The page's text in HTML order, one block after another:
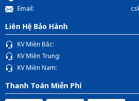
Email:
Liên Hệ Bảo Hành
KV Miền Bắc:
KV Miền Trung:
KV Miền Nam:
Thanh Toán Miễn Phí